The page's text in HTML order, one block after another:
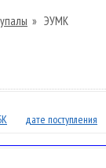
» ЭУМК
дате поступления